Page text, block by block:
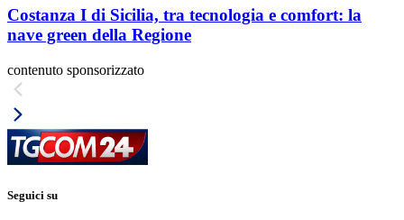
Costanza I di Sicilia, tra tecnologia e comfort: la
nave green della Regione
contenuto sponsorizzato
Seguici su